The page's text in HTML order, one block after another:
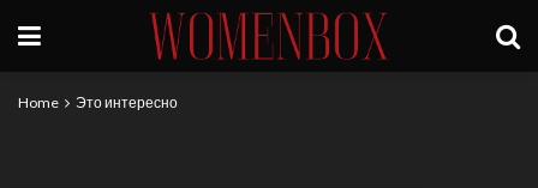
Home Это интересно